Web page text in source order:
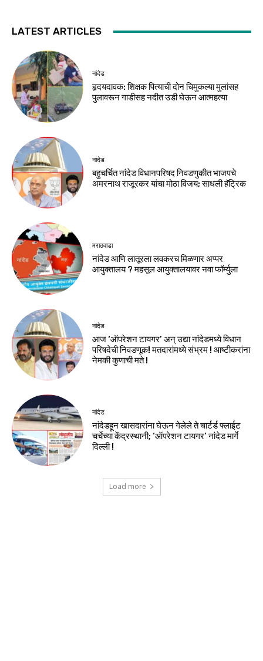
LATEST ARTICLES
नांदेड
हृदयदावक: शिक्षक पित्याची दोन चिमुकल्या मुलांसह
पुलावरून गाडीसह नदीत उडी घेऊन आत्महत्या
नांदेड
बहुचर्चित नांदेड विधानपरिषद निवडणुकीत भाजपचे
अमरनाथ राजूरकर यांचा मोठा विजय; साधली हॅट्रिक
मराठवाडा
नांदेड आणि लातूरला लवकरच मिळणार अप्पर
आयुक्तालय ? महसूल आयुक्तालयावर नवा फॉर्म्युला
नांदेड
आज ‘ऑपरेशन टायगर’ अन् उद्या नांदेडमध्ये विधान
परिषदेची निवडणूक! मतदारांमध्ये संभ्रम ! आष्टीकरांना
नेमकी कुणाची मते !
नांदेड
नांदेडहून खासदारांना घेऊन गेलेले ते चार्टर्ड फ्लाईट
चर्चेच्या केंद्रस्थानी; ‘ऑपरेशन टायगर’ नांदेड मार्गे
दिल्ली !
Load more